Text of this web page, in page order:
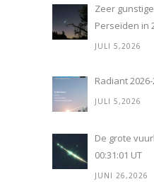
Zeer
Perseïden in
JULI 5,2026
Radiant
JULI 5,2026
De grote
00:31:01 UT
JUNI 26,2026